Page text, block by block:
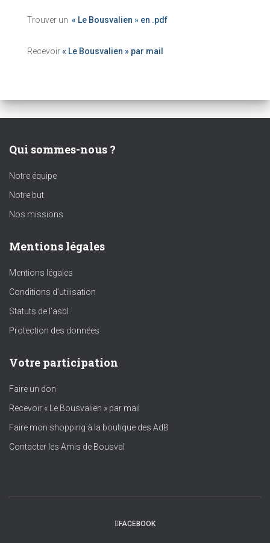
Trouver un « Le Bousvalien » en .pdf
Recevoir« Le Bousvalien » par mail
Qui sommes-nous ?
Notre équipe
Notre but
Nos missions
Mentions légales
Mentions légales
Conditions d’utilisation
Statuts de l’asbl
Protection des données
Votre participation
Faire un don
Recevoir « Le Bousvalien » par mail
Faire mon shopping à la boutique des AdB
Contacter les Amis de Bousval
FACEBOOK